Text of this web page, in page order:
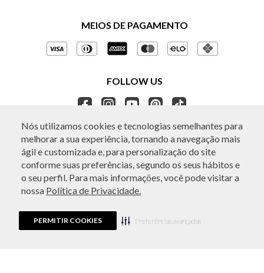
Nós utilizamos cookies e tecnologias semelhantes para
melhorar a sua experiência, tornando a navegação mais
ágil e customizada e, para personalização do site
conforme suas preferências, segundo os seus hábitos e
o seu perfil. Para mais informações, você pode visitar a
nossa Política de Privacidade.
PERMITIR COOKIES Preferências avançadas
Políticas de Privacidade
Gestão de Privacidade
Ética e Sustentabilidade
Seja um Revendedor
APP BO.BÔ
Perguntas frequentes
Regulamentos e Promoções
MEIOS DE PAGAMENTO
FOLLOW US
© Copyright 2026 - Todos os direitos reservados. A BO.BÔ reserva-se no
disponibilidade de estoque a qualquer momento.
Em caso de dúvidas:0800 440 2222.
Horário de Atendimento:das 8h às 20h de segunda a sábado, exceto